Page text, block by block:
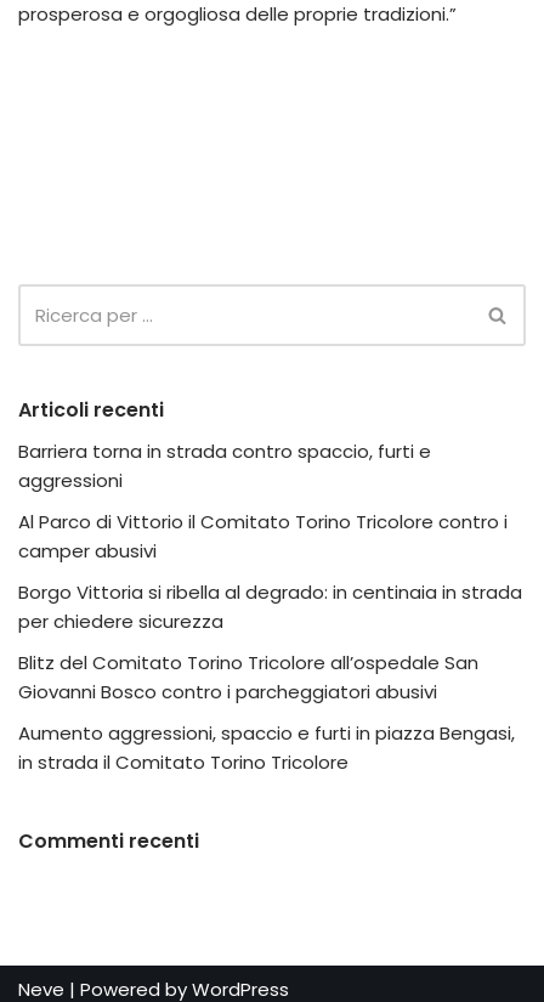
prosperosa e orgogliosa delle proprie tradizioni.”
Articoli recenti
Barriera torna in strada contro spaccio, furti e
aggressioni
Al Parco di Vittorio il Comitato Torino Tricolore contro i
camper abusivi
Borgo Vittoria si ribella al degrado: in centinaia in strada
per chiedere sicurezza
Blitz del Comitato Torino Tricolore all’ospedale San
Giovanni Bosco contro i parcheggiatori abusivi
Aumento aggressioni, spaccio e furti in piazza Bengasi,
in strada il Comitato Torino Tricolore
Commenti recenti
Neve | Powered byWordPress